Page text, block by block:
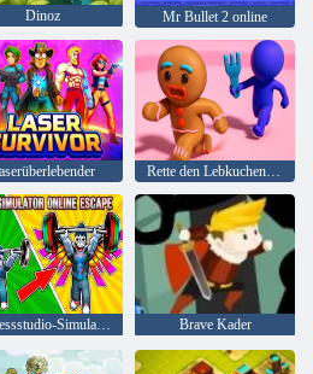
Dinoz Mr Bullet 2 online
Rette den Lebkuchenmann
Fitnessstudio-Simulator Online Escape Brave Kader